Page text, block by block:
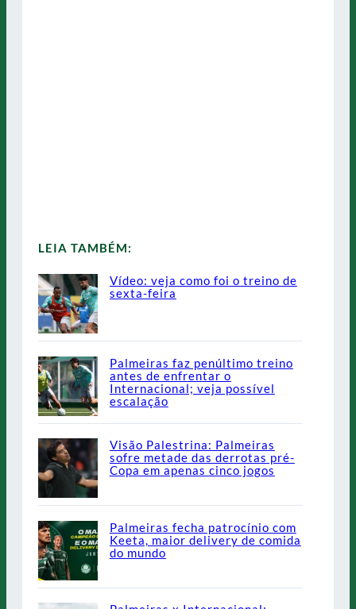
LEIA TAMBÉM:
Vídeo: veja como foi o treino de
sexta-feira
Palmeiras faz penúltimo treino
antes de enfrentar o
Internacional; veja possível
escalação
Visão Palestrina: Palmeiras
sofre metade das derrotas pré-
Copa em apenas cinco jogos
Palmeiras fecha patrocínio com
Keeta, maior delivery de comida
do mundo